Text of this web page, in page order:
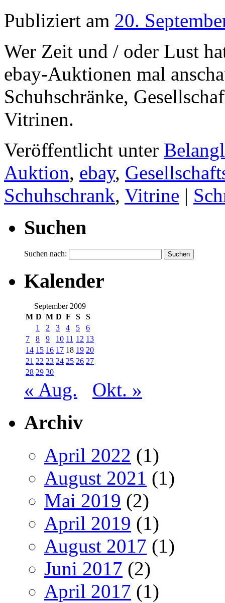
Publiziert am 20.
Wer Zeit und / oder Lust
ebay-Auktionen mal
Schuhschränke,
Vitrinen.
Veröffentlicht unter
Auktion, ebay,
Schuhschrank, Vitrine |
Suchen
Suchen nach:
Kalender
September 2009
M D M D F S
S
1
2 3 4 5
6
7
8 9 10 11 12 13
14 15 16 17 18 19 20
21 22 23 24 25 26 27
28 29 30
« Aug. Okt. »
Archiv
April 2022 (1)
August 2021 (1)
Mai 2019 (2)
April 2019 (1)
August 2017 (1)
Juni 2017 (2)
April 2017 (1)